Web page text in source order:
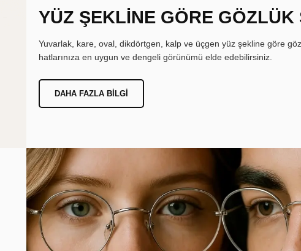
YÜZ ŞEKLİNE GÖRE GÖZLÜK
Yuvarlak, kare, oval, dikdörtgen, kalp ve üçgen yüz şekline göre
hatlarınıza en uygun ve dengeli görünümü elde edebilirsiniz.
DAHA FAZLA BILGI